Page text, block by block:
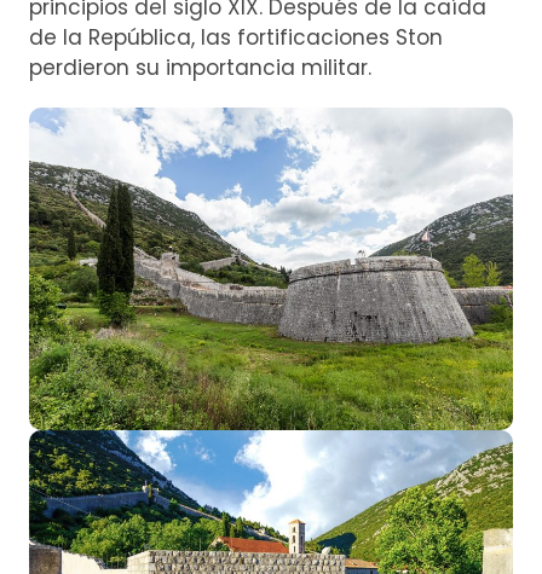
principios del siglo XIX. Después de la caída
de la República, las fortificaciones Ston
perdieron su importancia militar.